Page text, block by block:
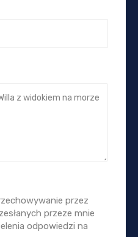
przez
przeze mnie
odpowiedzi na